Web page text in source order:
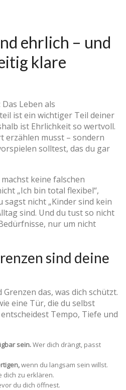
ehrlich – und
klare
Leben als
ist ein wichtiger Teil deiner
ist Ehrlichkeit so wertvoll.
erzählen musst – sondern
solltest, das du gar
keine falschen
„Ich bin total flexibel“,
sagst nicht „Kinder sind kein
sind. Und du tust so nicht
nur um nicht
sind deine
das, was dich schützt.
eine Tür, die du selbst
Tempo, Tiefe und
sein.Wer dich drängt, passt
wenn du langsam sein willst.
dich zu erklären.
du dich öffnest.